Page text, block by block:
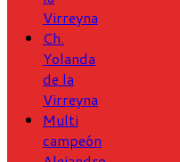
Virreyna
Ch.
Yolanda
de la
Virreyna
Multi
campeón